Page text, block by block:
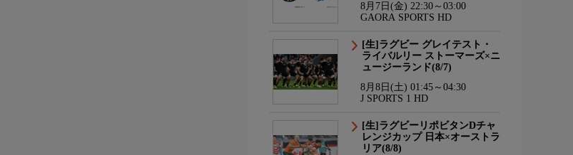
8月7日(金) 22:30～03:00
GAORA SPORTS HD
[生]ラグビー グレイテスト・
ライバルリー ストーマーズ×ニ
ュージーランド(8/7)
8月8日(土) 01:45～04:30
J SPORTS 1 HD
[生]ラグビーリポビタンDチャ
レンジカップ 日本×オーストラ
リア(8/8)